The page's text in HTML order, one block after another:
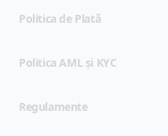
Politica de Plată
Politica AML și KYC
Regulamente